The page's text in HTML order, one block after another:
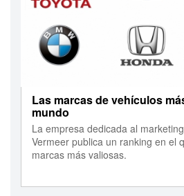
Las marcas de vehículos
mundo
La empresa dedicada al
Vermeer publica un ranking en el
marcas más valiosas.